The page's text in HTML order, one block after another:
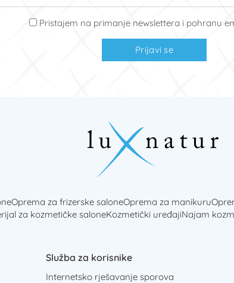
Pristajem na primanje newslettera i pohranu
Prijavi se
Oprema za frizerske saloneOprema za manikuru
za kozmetičke saloneKozmetički uređajiNajam
Služba za korisnike
Internetsko rješavanje sporova